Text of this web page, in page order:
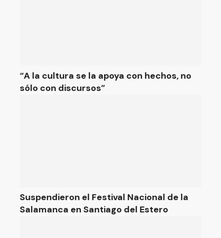
“A la cultura se la apoya con hechos, no
sólo con discursos”
Suspendieron el Festival Nacional de la
Salamanca en Santiago del Estero